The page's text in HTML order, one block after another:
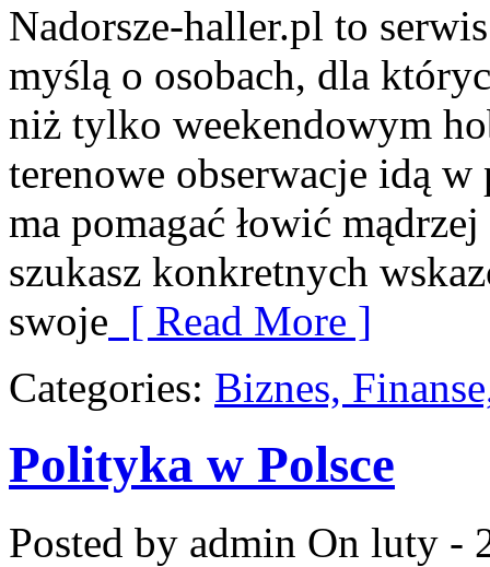
Nadorsze-haller.pl to
myślą o osobach, dla
niż tylko weekendowym
terenowe obserwacje idą
ma pomagać łowić
szukasz konkretnych
swoje [ Read More ]
Categories: Biznes,
Polityka w Polsce
Posted by admin On luty -